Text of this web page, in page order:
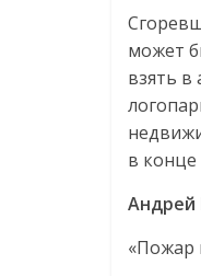
может
взять в
в конце
Андрей
«Пожар